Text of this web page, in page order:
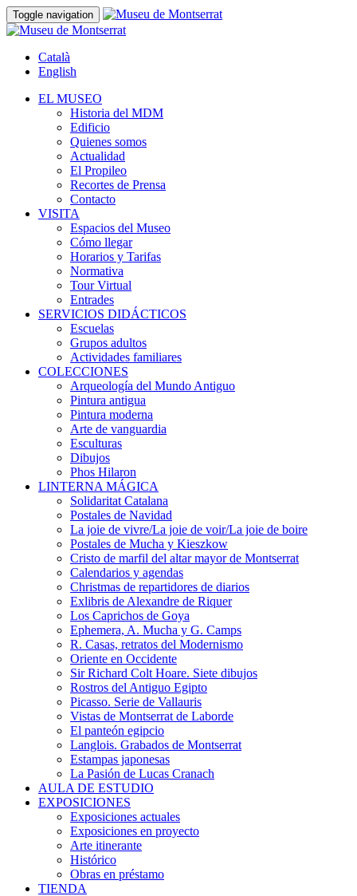
Toggle navigation
Català
English
EL MUSEO
Historia del MDM
Edificio
Quienes somos
Actualidad
El Propileo
Recortes de Prensa
Contacto
VISITA
Espacios del Museo
Cómo llegar
Horarios y Tarifas
Normativa
Tour Virtual
Entrades
SERVICIOS DIDÁCTICOS
Escuelas
Grupos adultos
Actividades familiares
COLECCIONES
Arqueología del Mundo Antiguo
Pintura antigua
Pintura moderna
Arte de vanguardia
Esculturas
Dibujos
Phos Hilaron
LINTERNA MÁGICA
Solidaritat Catalana
Postales de Navidad
La joie de vivre/La joie de voir/La joie de boire
Postales de Mucha y Kieszkow
Cristo de marfil del altar mayor de Montserrat
Calendarios y agendas
Christmas de repartidores de diarios
Exlibris de Alexandre de Riquer
Los Caprichos de Goya
Ephemera, A. Mucha y G. Camps
R. Casas, retratos del Modernismo
Oriente en Occidente
Sir Richard Colt Hoare. Siete dibujos
Rostros del Antiguo Egipto
Picasso. Serie de Vallauris
Vistas de Montserrat de Laborde
El panteón egipcio
Langlois. Grabados de Montserrat
Estampas japonesas
La Pasión de Lucas Cranach
AULA DE ESTUDIO
EXPOSICIONES
Exposiciones actuales
Exposiciones en proyecto
Arte itinerante
Histórico
Obras en préstamo
TIENDA